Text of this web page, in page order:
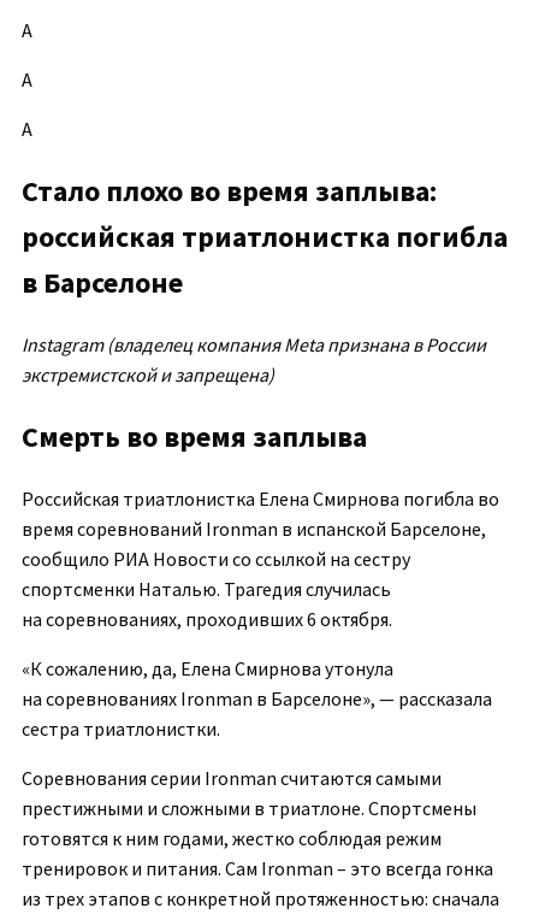
А
А
А
Стало плохо во время заплыва:
российская триатлонистка погибла
в Барселоне
Instagram (владелец компания Meta признана в России
экстремистской и запрещена)
Смерть во время заплыва
Российская триатлонистка Елена Смирнова погибла во
время соревнований Ironman в испанской Барселоне,
сообщило РИА Новости со ссылкой на сестру
спортсменки Наталью. Трагедия случилась
на соревнованиях, проходивших 6 октября.
«К сожалению, да, Елена Смирнова утонула
на соревнованиях Ironman в Барселоне», — рассказала
сестра триатлонистки.
Соревнования серии Ironman считаются самыми
престижными и сложными в триатлоне. Спортсмены
готовятся к ним годами, жестко соблюдая режим
тренировок и питания. Сам Ironman – это всегда гонка
из трех этапов с конкретной протяженностью: сначала